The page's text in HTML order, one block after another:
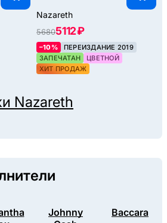
Nazareth
56805112 ₽
–10%
ПЕРЕИЗДАНИЕ 2019
ЗАПЕЧАТАН
ЦВЕТНОЙ
ХИТ ПРОДАЖ
Nazareth
Johnny
Baccara